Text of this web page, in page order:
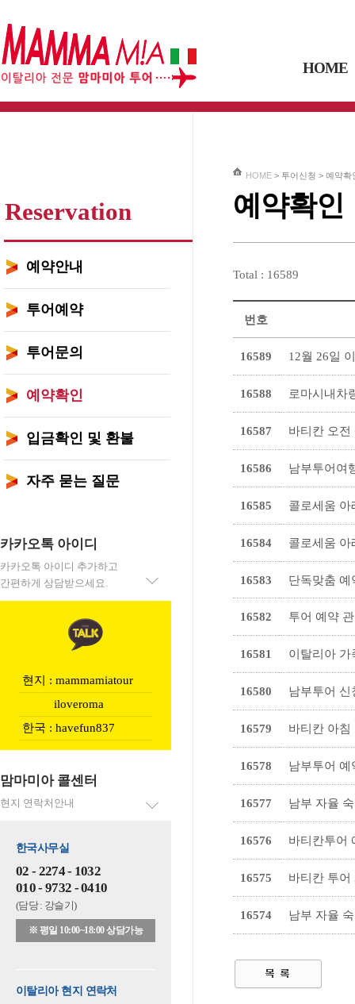
HOME
Reservation
예약안내
투어예약
투어문의
예약확인
입금확인 및 환불
자주 묻는 질문
카카오톡 아이디
카카오톡 아이디 추가하고
간편하게 상담받으세요.
현지 : mammamiatour
iloveroma
한국 : havefun837
맘마미아 콜센터
현지 연락처안내
한국사무실
02 - 2274 - 1032
010 - 9732 - 0410
(담당 : 강슬기)
※ 평일 10:00~18:00 상담가능
이탈리아 현지 연락처
HOME > 투어신청 > 예약확
예약확인
Total : 16589
번호
16589 12월 26일
16588 로마시내차
16587 바티칸 오
16586 남부투어여
16585 콜로세움
16584 콜로세움
16583 단독맞춤
16582 투어 예약
16581 이탈리아
16580 남부투어
16579 바티칸 아
16578 남부투어
16577 남부 자율
16576 바티칸투어
16575 바티칸 투
16574 남부 자율